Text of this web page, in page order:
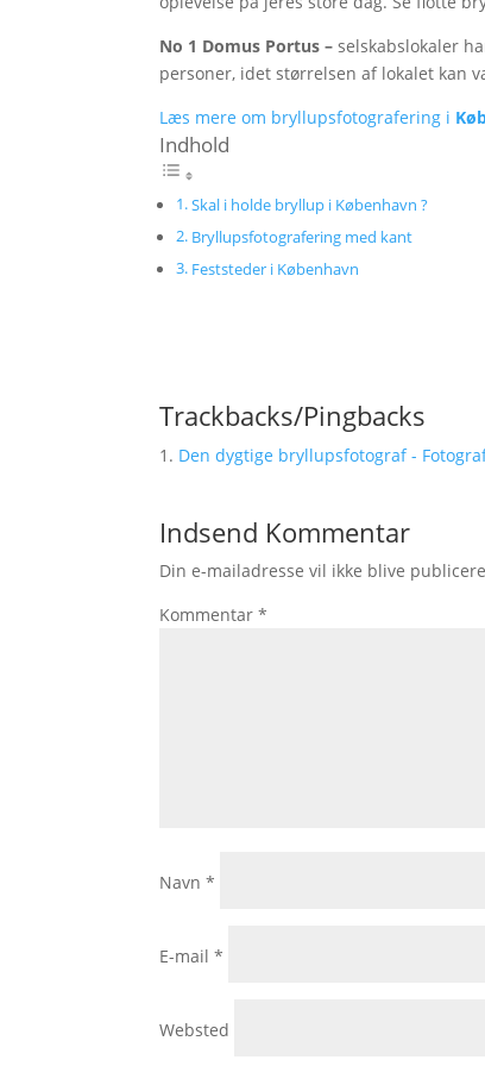
No 1 Domus Portus – selskabslokaler
personer, idet størrelsen af lokalet kan
Læs mere om bryllupsfotografering i
Indhold
Skal i holde bryllup i København ?
Bryllupsfotografering med kant
Feststeder i København
Trackbacks/Pingbacks
Den dygtige bryllupsfotograf -
Indsend Kommentar
Din e-mailadresse vil ikke blive
Kommentar*
Navn*
E-mail*
Websted